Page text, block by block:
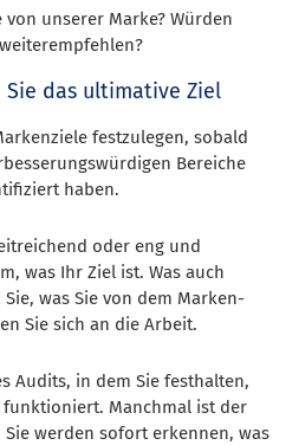
von unserer Marke? Würden
das ultimative Ziel
festzulegen, sobald
Bereiche
haben.
oder eng und
was Ihr Ziel ist. Was auch
was Sie von dem Marken-
Sie sich an die Arbeit.
Audits, in dem Sie festhalten,
Manchmal ist der
werden sofort erkennen, was